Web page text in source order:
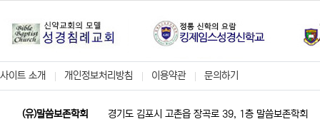
사이트 소개 개인정보처리방침 이용약관 문의하기
(유)말씀보존학회 경기도 김포시 고촌읍 장곡로 39, 1층 말씀보존학회